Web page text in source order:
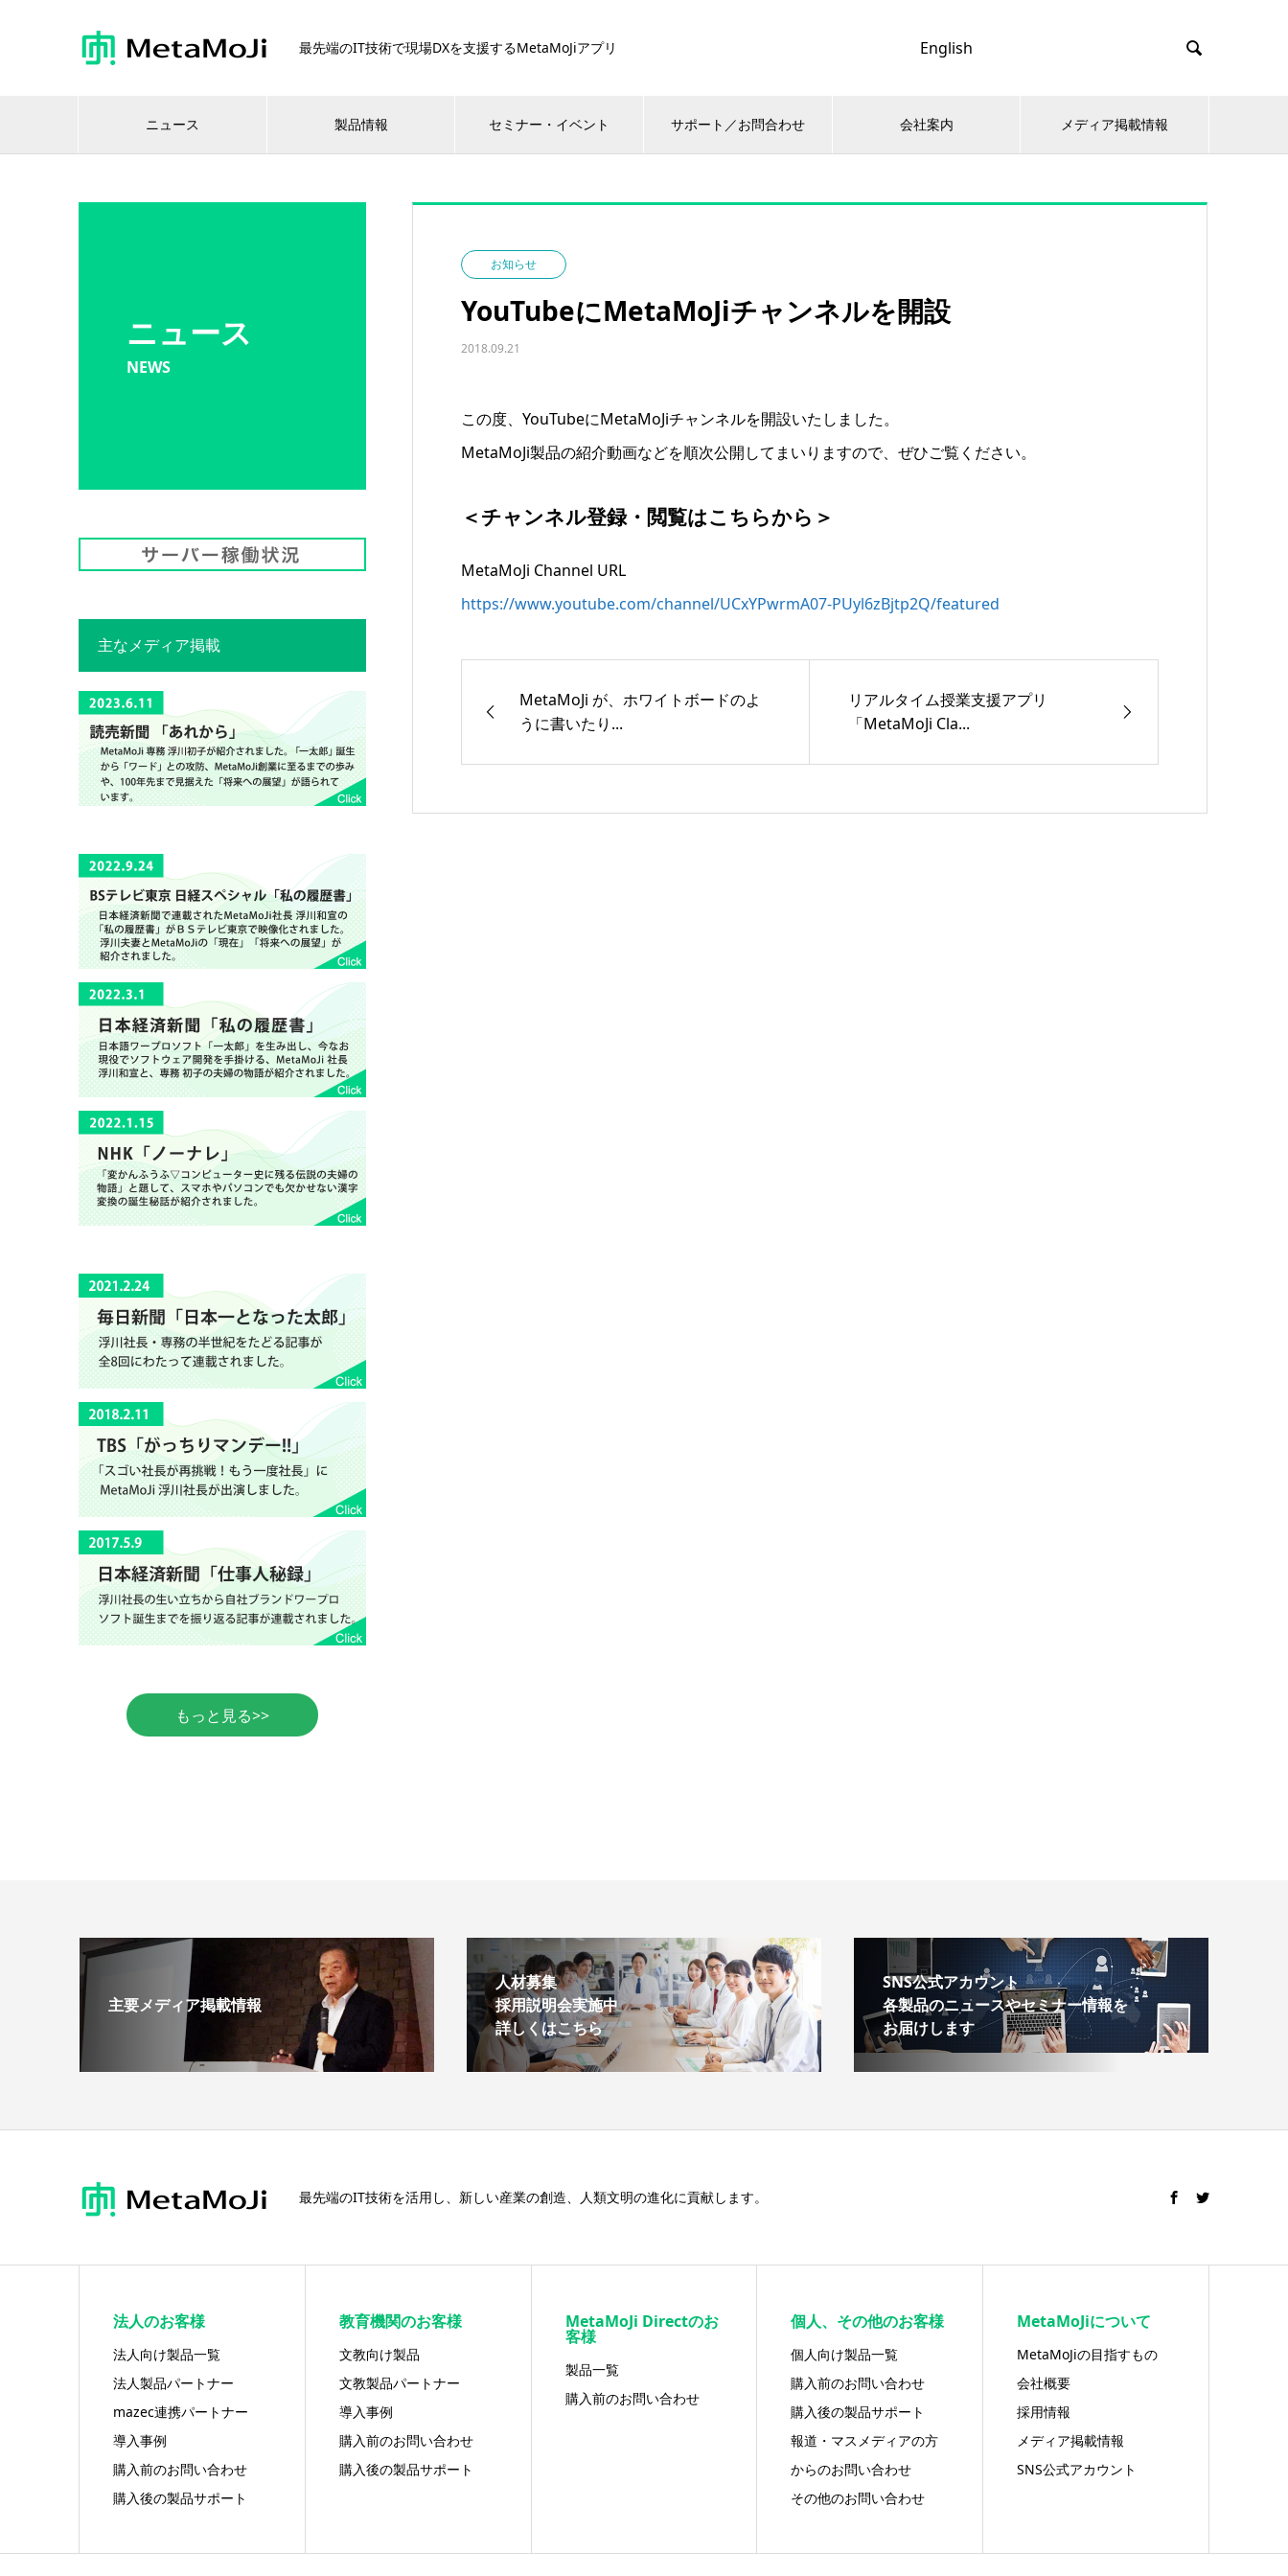
最先端のIT技術で現場DXを支援するMetaMoJiアプリ English 
ニュース 製品情報 セミナー・イベント サポート／お問合わせ 会社案内 メディア掲載情報
ニュース
NEWS
お知らせ
YouTubeにMetaMoJiチャンネルを開設
2018.09.21
この度、YouTubeにMetaMoJiチャンネルを開設いたしました。
MetaMoJi製品の紹介動画などを順次公開してまいりますので、ぜひご覧ください。
＜チャンネル登録・閲覧はこちらから＞
MetaMoJi Channel URL
https://www.youtube.com/channel/UCxYPwrmA07-PUyl6zBjtp2Q/featured
MetaMoJi が、ホワイトボードのよ
うに書いたり...
リアルタイム授業支援アプリ
「MetaMoJi Cla...
主なメディア掲載
もっと見る>>
主要メディア掲載情報
人材募集
採用説明会実施中
詳しくはこちら
SNS公式アカウント
各製品のニュースやセミナー情報を
お届けします
最先端のIT技術を活用し、新しい産業の創造、人類文明の進化に貢献します。
法人のお客様
法人向け製品一覧
法人製品パートナー
mazec連携パートナー
導入事例
購入前のお問い合わせ
購入後の製品サポート
教育機関のお客様
文教向け製品
文教製品パートナー
導入事例
購入前のお問い合わせ
購入後の製品サポート
MetaMoJi Directのお
客様
製品一覧
購入前のお問い合わせ
個人、その他のお客様
個人向け製品一覧
購入前のお問い合わせ
購入後の製品サポート
報道・マスメディアの方
からのお問い合わせ
その他のお問い合わせ
MetaMoJiについて
MetaMoJiの目指すもの
会社概要
採用情報
メディア掲載情報
SNS公式アカウント